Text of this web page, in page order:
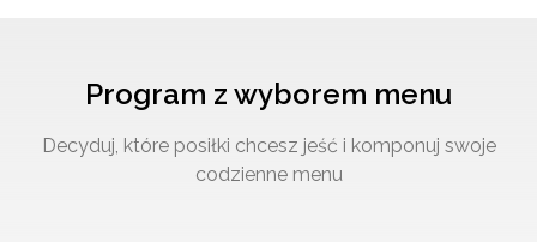
Program z wyborem menu
Decyduj, które posiłki chcesz jeść i komponuj swoje
codzienne menu